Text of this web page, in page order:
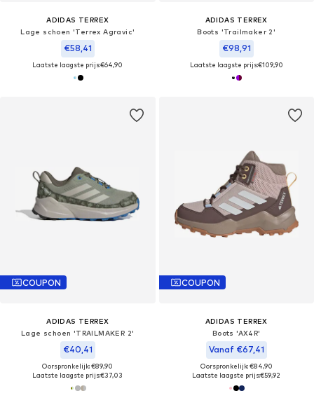
ADIDAS TERREX
Lage schoen 'Terrex Agravic'
€58,41
Laatste laagste prijs:€64,90
ADIDAS TERREX
Boots 'Trailmaker 2'
€98,91
Laatste laagste prijs:€109,90
COUPON
ADIDAS TERREX
Lage schoen 'TRAILMAKER 2'
€40,41
Oorspronkelijk: €89,90
Laatste laagste prijs:€37,03
COUPON
ADIDAS TERREX
Boots 'AX4R'
Vanaf €67,41
Oorspronkelijk: €84,90
Laatste laagste prijs:€59,92